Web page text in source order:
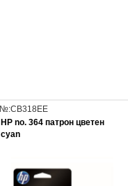
№:CB318EE
HP no. 364 патрон цветен
cyan